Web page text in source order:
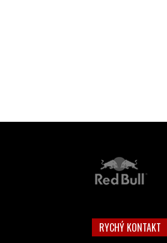
RYCHÝ KONTAKT